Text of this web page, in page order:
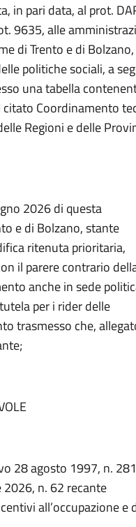
in pari data, al prot.
9635, alle
di Trento e di
politiche sociali, a
una tabella
Coordinamento
Regioni e delle
2026 di questa
e di Bolzano, stante
ritenuta prioritaria,
il parere contrario
anche in sede
per i rider delle
trasmesso che,
28 agosto 1997, n.
n. 62 recante
all’occupazione e